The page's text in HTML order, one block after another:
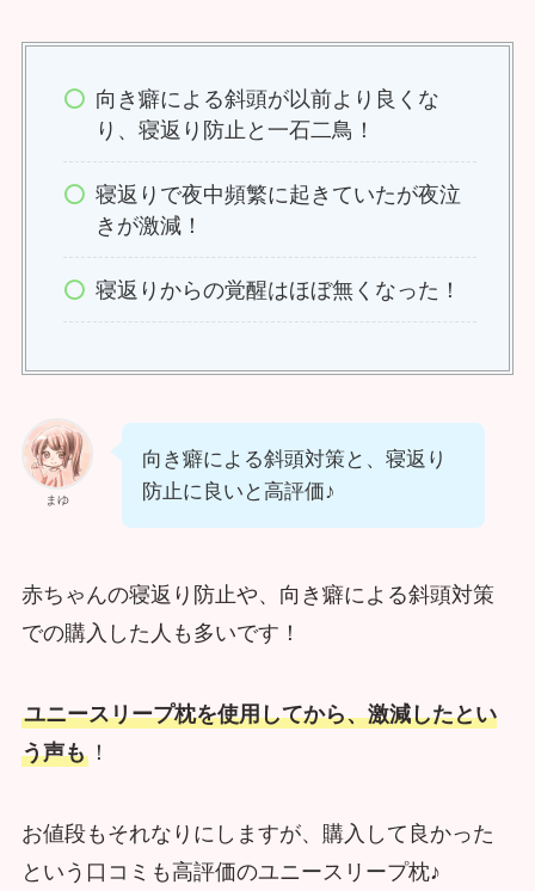
向き癖による斜頭が以前より良くな
り、寝返り防止と一石二鳥！
寝返りで夜中頻繁に起きていたが夜泣
きが激減！
寝返りからの覚醒はほぼ無くなった！
まゆ
向き癖による斜頭対策と、寝返り
防止に良いと高評価♪
赤ちゃんの寝返り防止や、向き癖による斜頭対策
での購入した人も多いです！
ユニースリープ枕を使用してから、激減したとい
う声も！
お値段もそれなりにしますが、購入して良かった
という口コミも高評価のユニースリープ枕♪